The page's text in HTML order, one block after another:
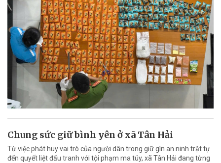
Chung sức giữ bình yên ở xã Tân Hải
Từ việc phát huy vai trò của người dân trong giữ gìn an ninh trật tự
đến quyết liệt đấu tranh với tội phạm ma túy, xã Tân Hải đang từng